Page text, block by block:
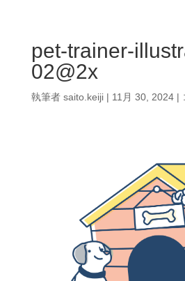
pet-trainer-
02@2x
執筆者 saito.keiji| 11月 30, 2024|